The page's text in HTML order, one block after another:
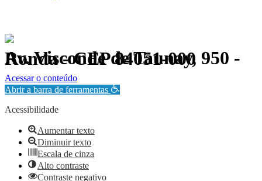
Av. Visconde de Taunay, 950 - Ronda - CEP 84051-000
Política de Privacidade.
Acessar o conteúdo
Abrir a barra de ferramentas
Acessibilidade
Aumentar texto
Diminuir texto
Escala de cinza
Alto contraste
Contraste negativo